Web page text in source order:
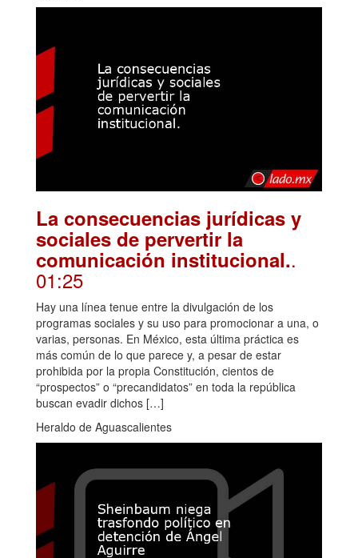
La consecuencias jurídicas y
sociales de pervertir la
comunicación institucional..
01:25
Hay una línea tenue entre la divulgación de los
programas sociales y su uso para promocionar a una, o
varias, personas. En México, esta última práctica es
más común de lo que parece y, a pesar de estar
prohibida por la propia Constitución, cientos de
“prospectos” o “precandidatos” en toda la república
buscan evadir dichos […]
Heraldo de Aguascalientes